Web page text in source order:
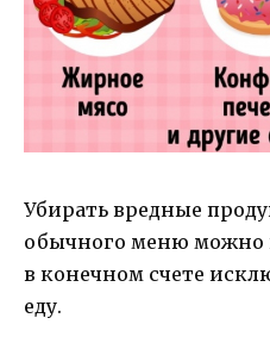
Убирать вредные
обычного меню можно
в конечном счете
еду.